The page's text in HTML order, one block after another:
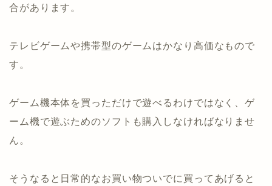
合があります。
テレビゲームや携帯型のゲームはかなり高価なもので
す。
ゲーム機本体を買っただけで遊べるわけではなく、ゲ
ーム機で遊ぶためのソフトも購入しなければなりませ
ん。
そうなると日常的なお買い物ついでに買ってあげると